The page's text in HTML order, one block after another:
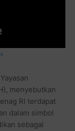
menyebutkan
RI terdapat
dalam simbol
sebagai